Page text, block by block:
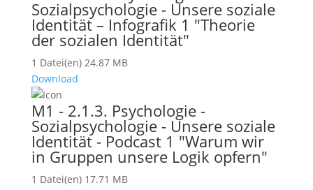
Sozialpsychologie - Unsere soziale
Identität – Infografik 1 "Theorie
der sozialen Identität"
1 Datei(en) 24.87 MB
Download
M1 - 2.1.3. Psychologie -
Sozialpsychologie - Unsere soziale
Identität - Podcast 1 "Warum wir
in Gruppen unsere Logik opfern"
1 Datei(en) 17.71 MB